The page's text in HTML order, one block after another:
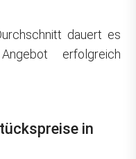
dauert es
erfolgreich
in